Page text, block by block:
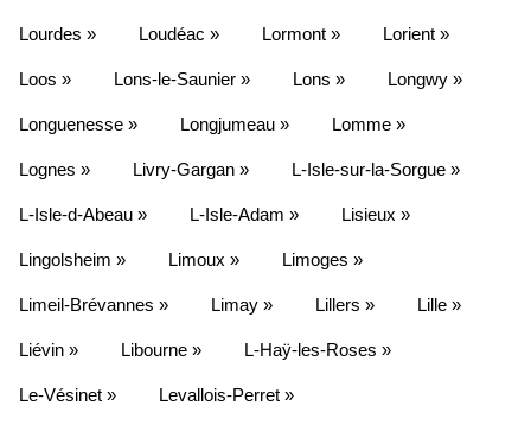
Lourdes » Loudéac » Lormont » Lorient »
Loos » Lons-le-Saunier » Lons » Longwy »
Longuenesse » Longjumeau » Lomme »
Lognes » Livry-Gargan » L-Isle-sur-la-Sorgue »
L-Isle-d-Abeau » L-Isle-Adam » Lisieux »
Lingolsheim » Limoux » Limoges »
Limeil-Brévannes » Limay » Lillers » Lille »
Liévin » Libourne » L-Haÿ-les-Roses »
Le-Vésinet » Levallois-Perret »